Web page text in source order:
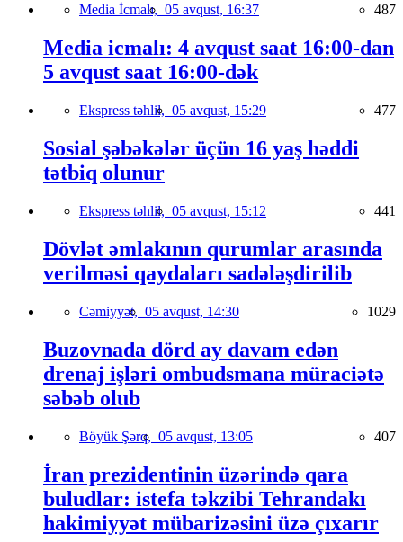
Media İcmalı, 05 avqust, 16:37 487
Media icmalı: 4 avqust saat 16:00-dan
5 avqust saat 16:00-dək
Ekspress təhlil, 05 avqust, 15:29 477
Sosial şəbəkələr üçün 16 yaş həddi
tətbiq olunur
Ekspress təhlil, 05 avqust, 15:12 441
Dövlət əmlakının qurumlar arasında
verilməsi qaydaları sadələşdirilib
Cəmiyyət, 05 avqust, 14:30 1029
Buzovnada dörd ay davam edən
drenaj işləri ombudsmana müraciətə
səbəb olub
Böyük Şərq, 05 avqust, 13:05 407
İran prezidentinin üzərində qara
buludlar: istefa təkzibi Tehrandakı
hakimiyyət mübarizəsini üzə çıxarır